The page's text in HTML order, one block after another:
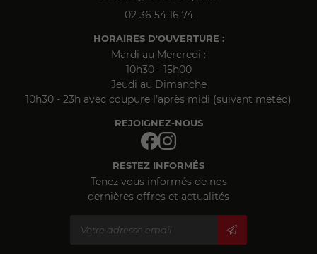
02 36 54 16 74
HORAIRES D'OUVERTURE :
Mardi au Mercredi :
10h30 - 15h00
Jeudi au Dimanche
10h30 - 23h avec coupure l’après midi (suivant météo)
REJOIGNEZ-NOUS
RESTEZ INFORMÉS
Tenez vous informés de nos
dernières offres et actualités